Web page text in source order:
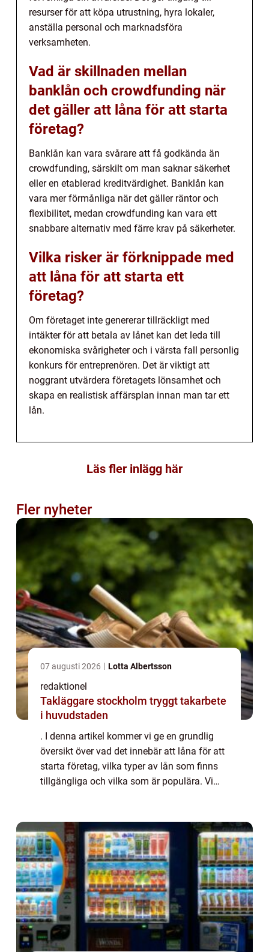
resurser för att köpa utrustning, hyra lokaler,
anställa personal och marknadsföra
verksamheten.
Vad är skillnaden mellan
banklån och crowdfunding när
det gäller att låna för att starta
företag?
Banklån kan vara svårare att få godkända än
crowdfunding, särskilt om man saknar säkerhet
eller en etablerad kreditvärdighet. Banklån kan
vara mer förmånliga när det gäller räntor och
flexibilitet, medan crowdfunding kan vara ett
snabbare alternativ med färre krav på säkerheter.
Vilka risker är förknippade med
att låna för att starta ett
företag?
Om företaget inte genererar tillräckligt med
intäkter för att betala av lånet kan det leda till
ekonomiska svårigheter och i värsta fall personlig
konkurs för entreprenören. Det är viktigt att
noggrant utvärdera företagets lönsamhet och
skapa en realistisk affärsplan innan man tar ett
lån.
Läs fler inlägg här
Fler nyheter
07 augusti 2026 Lotta Albertsson
redaktionel
Takläggare stockholm tryggt takarbete
i huvudstaden
. I denna artikel kommer vi ge en grundlig
översikt över vad det innebär att låna för att
starta företag, vilka typer av lån som finns
tillgängliga och vilka som är populära. Vi